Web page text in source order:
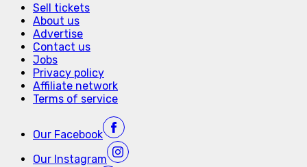
Sell tickets
About us
Advertise
Contact us
Jobs
Privacy policy
Affiliate network
Terms of service
Our Facebook
Our Instagram